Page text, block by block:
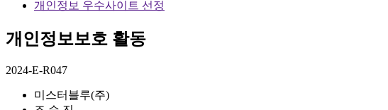
개인정보 우수사이트 선정
개인정보보호 활동
2024-E-R047
미스터블루(주)